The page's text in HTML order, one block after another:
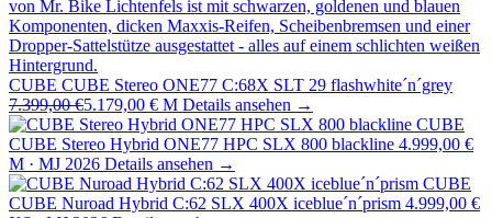
CUBE CUBE Stereo ONE77 C:68X SLT 29 flashwhite´n´grey
7.399,00 €5.179,00 € M Details ansehen →
CUBE
CUBE Stereo Hybrid ONE77 HPC SLX 800 blackline 4.999,00 €
M · MJ 2026 Details ansehen →
CUBE
CUBE Nuroad Hybrid C:62 SLX 400X iceblue´n´prism 4.999,00 €